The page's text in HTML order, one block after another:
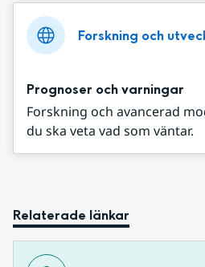
Forskning och
Prognoser och varningar
Forskning och avancerad
du ska veta vad som väntar.
Relaterade länkar